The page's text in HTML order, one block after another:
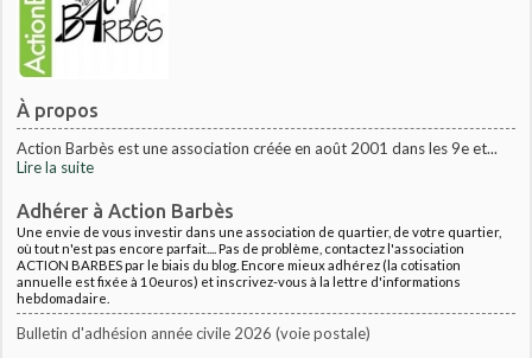
À propos
Action Barbès est une association créée en août 2001 dans les 9e et...
Lire la suite
Adhérer à Action Barbès
Une envie de vous investir dans une association de quartier, de votre quartier,
où tout n'est pas encore parfait.... Pas de problème, contactez l'association
ACTION BARBES par le biais du blog. Encore mieux adhérez (la cotisation
annuelle est fixée à 10euros) et inscrivez-vous à la lettre d'informations
hebdomadaire.
Bulletin d'adhésion année civile 2026 (voie postale)